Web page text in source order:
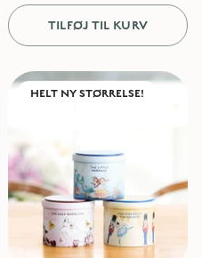
TILFØJ TIL KURV
HELT NY STØRRELSE!